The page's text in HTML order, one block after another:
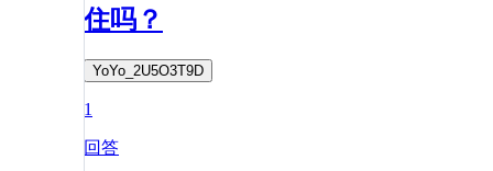
住吗？
YoYo_2U5O3T9D
1
回答